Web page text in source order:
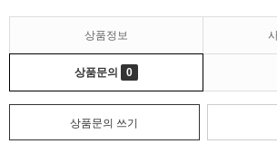
상품정보
상품문의 0
상품문의 쓰기